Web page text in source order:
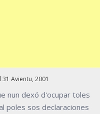
31 Avientu, 2001
nun dexó d'ocupar toles
poles sos declaraciones